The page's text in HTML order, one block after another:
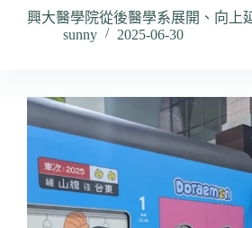
興大醫學院從後醫學系展開、向上
sunny
2025-06-30